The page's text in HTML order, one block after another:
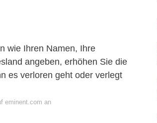
wie Ihren Namen, Ihre
angeben, erhöhen Sie die
es verloren geht oder verlegt
eminent.com an